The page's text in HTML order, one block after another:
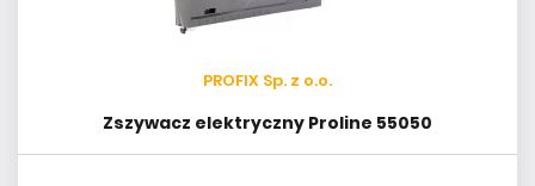
PROFIX Sp. z o.o.
Zszywacz elektryczny Proline 55050